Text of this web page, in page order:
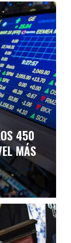
450
MÁS